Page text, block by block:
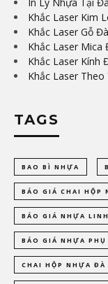
In Ly Nhựa Tại
Khắc Laser Kim
Khắc Laser Gỗ
Khắc Laser Mica
Khắc Laser Kính
Khắc Laser
TAGS
BAO BÌ NHỰA
BÁO GIÁ CHAI HỘP
BÁO GIÁ NHỰA
BÁO GIÁ NHỰA
CHAI HỘP NHỰA ĐÀ